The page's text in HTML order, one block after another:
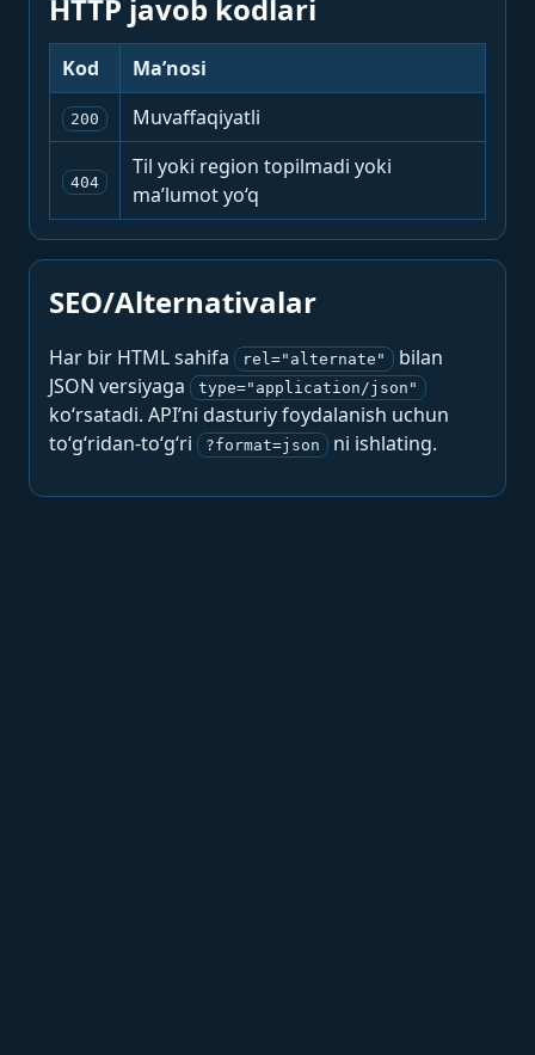
HTTP javob kodlari
Kod Ma’nosi
200 Muvaffaqiyatli
404
Til yoki region topilmadi yoki
ma’lumot yo‘q
SEO/Alternativalar
Har bir HTML sahifa rel="alternate"
bilan
JSON versiyaga
type="application/json"
ko‘rsatadi. API’ni dasturiy foydalanish uchun
to‘g‘ridan-to‘g‘ri
?format=json ni ishlating.